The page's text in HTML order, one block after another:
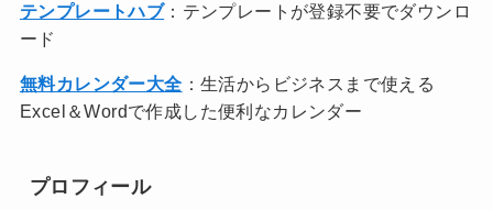
テンプレートハブ：テンプレートが登録不要でダウンロ
ード
無料カレンダー大全 ：生活からビジネスまで使える
Excel＆Wordで作成した便利なカレンダー
プロフィール